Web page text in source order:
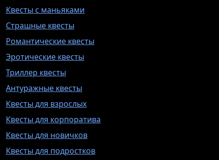
Квесты с маньяками
Страшные квесты
Романтические квесты
Эротические квесты
Триллер квесты
Антуражные квесты
Квесты для взрослых
Квесты для корпоратива
Квесты для новичков
Квесты для подростков